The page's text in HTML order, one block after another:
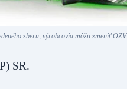
zberu, výrobcovia môžu zmeniť OZV
SR.